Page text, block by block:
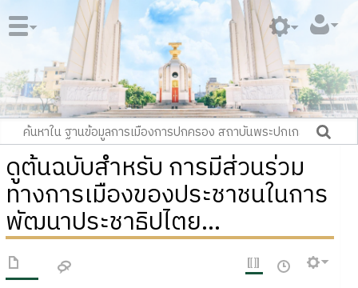
ดูต้นฉบับสำหรับ การมีส่วนร่วม
ทางการเมืองของประชาชนในการ
พัฒนาประชาธิปไตย...